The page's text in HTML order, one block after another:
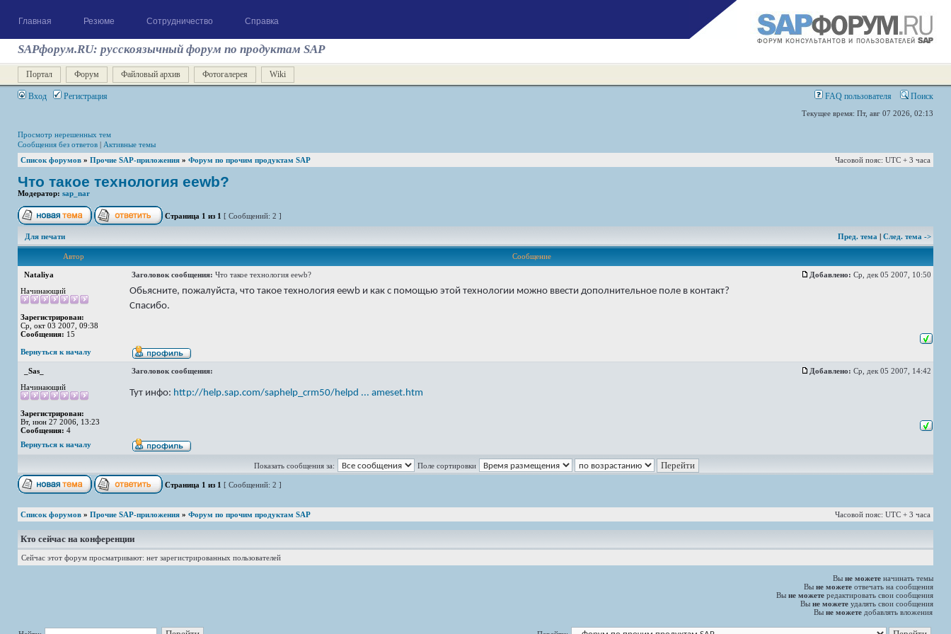
Главная Резюме Сотрудничество Справка
SAPфорум.RU: русскоязычный форум по продуктам SAP
Портал Форум Файловый архив Фотогалерея Wiki
Вход Регистрация FAQ пользователя Поиск
Текущее время: Пт, авг 07 2026, 02:13
Просмотр нерешенных тем
Сообщения без ответов | Активные темы
Список форумов » Прочие SAP-приложения » Форум по прочим продуктам SAP Часовой пояс: UTC + 3 часа
Что такое технология eewb?
Модератор: sap_nar
Страница 1 из 1 [ Сообщений: 2 ]
Для печати Пред. тема | След. тема ->
Автор Сообщение
Nataliya Заголовок сообщения: Что такое технология eewb? Добавлено: Ср, дек 05 2007, 10:50
Начинающий
Зарегистрирован:
Ср, окт 03 2007, 09:38
Сообщения: 15
Обьясните, пожалуйста, что такое технология eewb и как с помощью этой технологии можно ввести дополнительное поле в контакт?
Спасибо.
Вернуться к началу
_Sas_ Заголовок сообщения: Добавлено: Ср, дек 05 2007, 14:42
Начинающий
Зарегистрирован:
Вт, июн 27 2006, 13:23
Сообщения: 4
Тут инфо: http://help.sap.com/saphelp_crm50/helpd ... ameset.htm
Вернуться к началу
Показать сообщения за: Поле сортировки
Страница 1 из 1 [ Сообщений: 2 ]
Список форумов » Прочие SAP-приложения » Форум по прочим продуктам SAP Часовой пояс: UTC + 3 часа
Кто сейчас на конференции
Сейчас этот форум просматривают: нет зарегистрированных пользователей
Вы не можете начинать темы
Вы не можете отвечать на сообщения
Вы не можете редактировать свои сообщения
Вы не можете удалять свои сообщения
Вы не можете добавлять вложения